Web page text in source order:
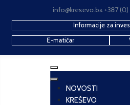
info@kresevo.ba +387
Informacije za
E-matičar
NOVOSTI
KREŠEVO